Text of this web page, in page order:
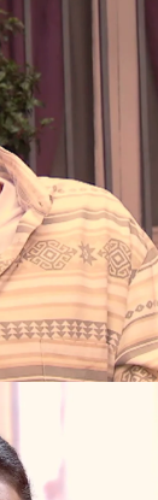
amigo
de
que
es
es un
Por
ni a su
le